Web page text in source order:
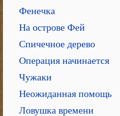
Фенечка
На острове Фей
Спичечное дерево
Операция начинается
Чужаки
Неожиданная помощь
Ловушка времени